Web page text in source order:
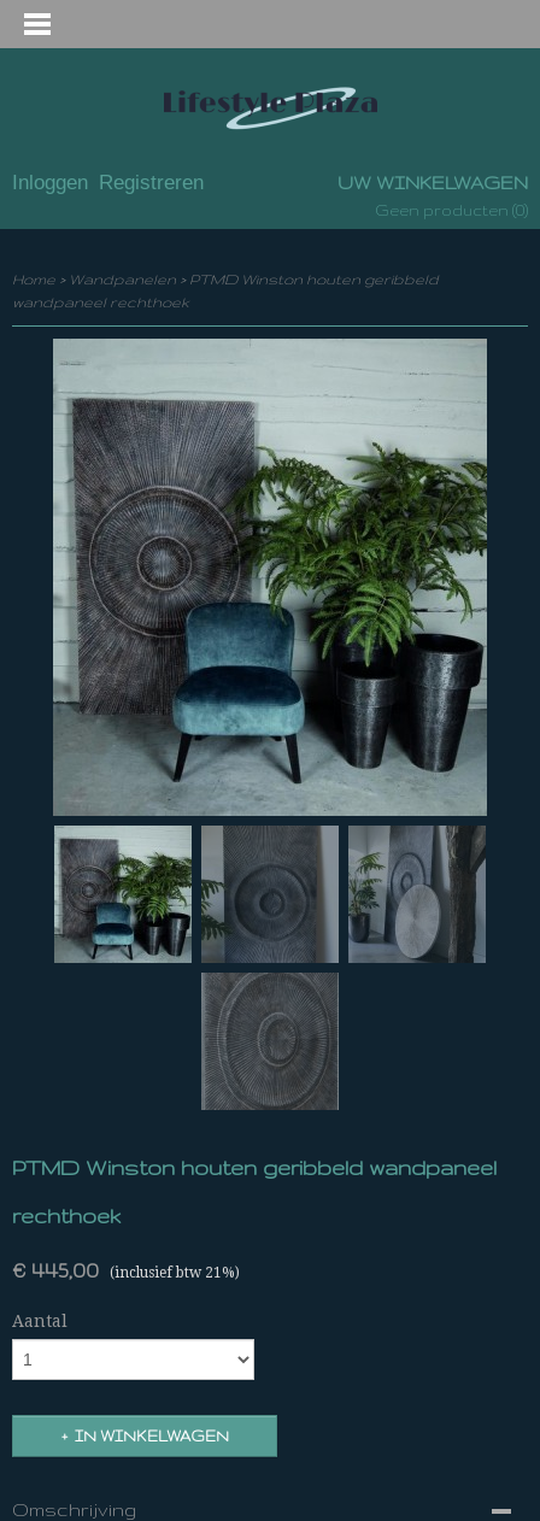
Inloggen Registreren UW WINKELWAGEN
Geen producten (0)
Home > Wandpanelen > PTMD Winston houten geribbeld
wandpaneel rechthoek
PTMD Winston houten geribbeld wandpaneel
rechthoek
€ 445,00 (inclusief btw 21%)
Aantal
IN WINKELWAGEN
Omschrijving